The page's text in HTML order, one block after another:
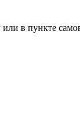
в пункте